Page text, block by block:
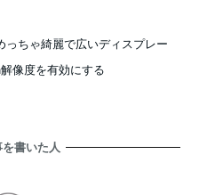
っちゃ綺麗で広いディスプレー
像度を有効にする
書いた人